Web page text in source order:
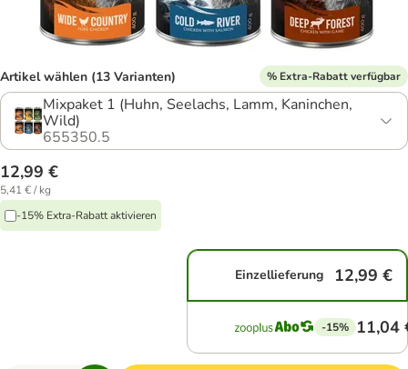
Artikel wählen (13 Varianten) % Extra-Rabatt verfügbar
Mixpaket 1 (Huhn, Seelachs, Lamm, Kaninchen,
Wild)
655350.5
12,99 €
5,41 € / kg
-15% Extra-Rabatt aktivieren
Einzellieferung 12,99 €
-15% 11,04